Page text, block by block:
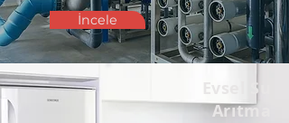
İncele
Evsel Su
Arıtma